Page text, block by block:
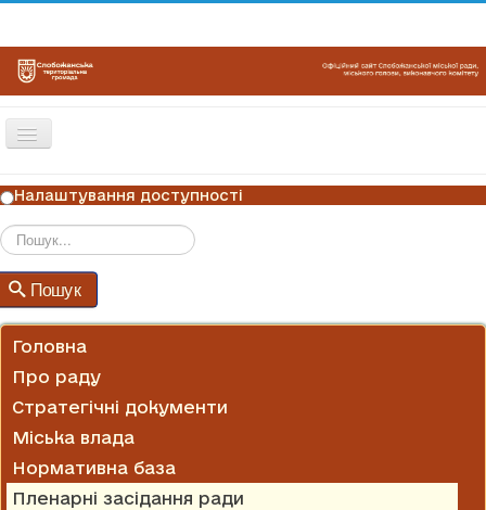
Перемикач
ГОЛОВНА
НОВИНИ
ОГОЛОШЕННЯ
ГРАФІКИ ПРИЙОМУ
Налаштування доступності
Пошук
Головна
Про раду
Стратегічні документи
Міська влада
Нормативна база
Пленарні засідання ради